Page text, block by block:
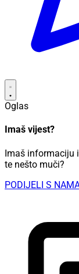
Oglas
Imaš vijest?
Imaš informaciju
te nešto muči?
PODIJELI S